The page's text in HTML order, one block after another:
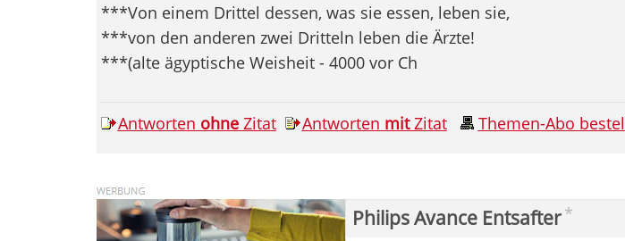
***Von einem Drittel dessen, was sie essen, leben sie,
***von den anderen zwei Dritteln leben die Ärzte!
***(alte ägyptische Weisheit - 4000 vor Ch
Antworten ohneZitat Antworten mitZitat Themen-Abo
Philips Avance Entsafter*